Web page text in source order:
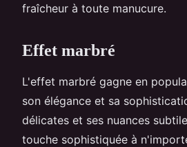
fraîcheur à toute manucure.
Effet marbré
L'effet marbré gagne en
son élégance et sa
délicates et ses nuances
touche sophistiquée à